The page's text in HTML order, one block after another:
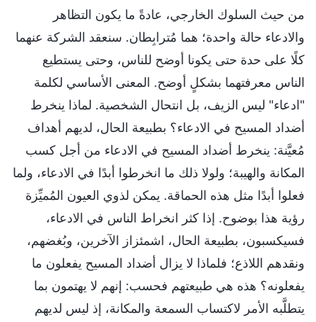
من حيث السلوك الخارجي، عادةً ما يكون التظاهر
والادعاء حالة واحدة؛ هما مُترابِطان. سنعقد الشركة عنهما
كلًا على حدة حتى يكونا أوضح للناس، وحتى يستطيع
الناس معرفتهما بشكلٍ أوضح. المعنى الأساسي لكلمة
"ادعاء" ليس الزيف، بل انتحال الشخصية. لماذا ينخرط
أضداد المسيح في الادعاء؟ بطبيعة الحال، لديهم أهداف
مُعيَّنة: ينخرط أضداد المسيح في الادعاء من أجل كسب
المكانة والهيبة؛ ولولا ذلك ما انخرطوا أبدًا في الادعاء، ولما
فعلوا أبدًا مثل هذه الحماقة. يمكن لذوي العيون المُميِّزة
رؤية هذا بوضوح. إذا كثر انخراط الناس في الادعاء،
فسيكسبون، بطبيعة الحال، اشمئزاز الآخرين، وبُغضهم،
ونقدهم اللاذع؛ فلماذا لا يزال أضداد المسيح يفعلون ما
يفعلونه؟ هذه هي طبيعتهم فحسب: إنهم لا يهتمون بما
يتطلَّبه الأمر لاكتساب السمعة والمكانة، إذ ليس لديهم